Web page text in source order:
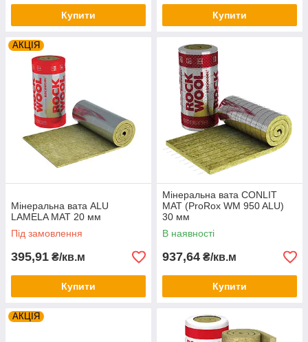
Купити Купити
АКЦІЯ
Мінеральна вата ALU
LAMELA MAT 20 мм
Під замовлення
395,91 ₴/кв.м
Купити
Мінеральна вата CONLIT
MAT (ProRox WM 950 ALU)
30 мм
В наявності
937,64 ₴/кв.м
Купити
АКЦІЯ